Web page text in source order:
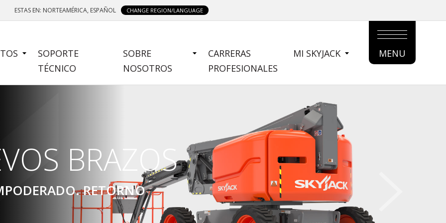
ESTAS EN: NORTEAMÉRICA, ESPAÑOL CHANGE REGION/LANGUAGE
SOPORTE
TÉCNICO
SOBRE
NOSOTROS
CARRERAS
PROFESIONALES
MI SKYJACK
MAIN
MENU
MENU
BRAZOS
RETORNO
PARA TRABAJAR